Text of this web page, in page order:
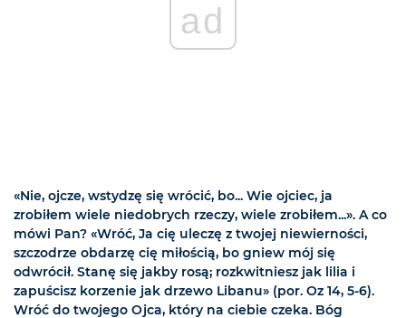
ad
«Nie, ojcze, wstydzę się wrócić, bo... Wie ojciec, ja
zrobiłem wiele niedobrych rzeczy, wiele zrobiłem...». A co
mówi Pan? «Wróć, Ja cię uleczę z twojej niewierności,
szczodrze obdarzę cię miłością, bo gniew mój się
odwrócił. Stanę się jakby rosą; rozkwitniesz jak lilia i
zapuścisz korzenie jak drzewo Libanu» (por. Oz 14, 5-6).
Wróć do twojego Ojca, który na ciebie czeka. Bóg